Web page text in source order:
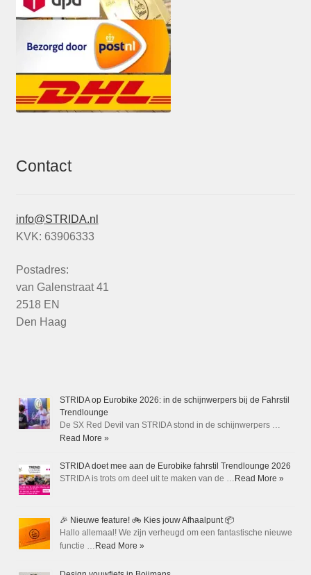
Contact
info@STRIDA.nl
KVK: 63906333
Postadres:
van Galenstraat 41
2518 EN
Den Haag
STRIDA op Eurobike 2026: in de schijnwerpers bij de Fahrstil
Trendlounge
De SX Red Devil van STRIDA stond in de schijnwerpers …
Read More »
STRIDA doet mee aan de Eurobike fahrstil Trendlounge 2026
STRIDA is trots om deel uit te maken van de … Read More »
🎉 Nieuwe feature! 🚲 Kies jouw Afhaalpunt 📦
Hallo allemaal! We zijn verheugd om een fantastische nieuwe
functie … Read More »